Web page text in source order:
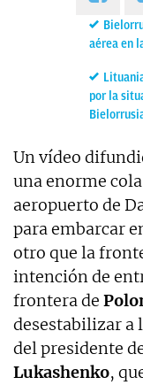
aérea en
por la
Un vídeo
una enorme
aeropuerto de
para embarcar
otro que la
intención de
frontera de
desestabilizar a
del presidente
Lukashenko,